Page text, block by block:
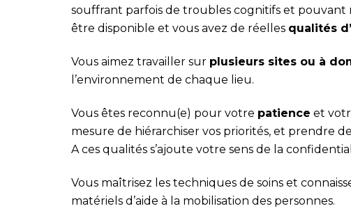
souffrant parfois de troubles cognitifs et pouvant
être disponible et vous avez de réelles qualités
Vous aimez travailler sur plusieurs sites ou à
l’environnement de chaque lieu.
Vous êtes reconnu(e) pour votre patience et
mesure de hiérarchiser vos priorités, et prendre
A ces qualités s’ajoute votre sens de la
Vous maîtrisez les techniques de soins et
matériels d’aide à la mobilisation des personnes.